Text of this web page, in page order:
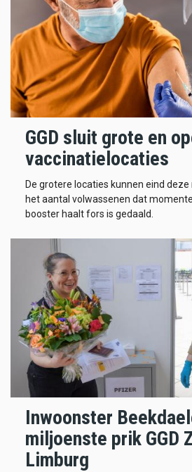
GGD sluit grote en
vaccinatielocaties
De grotere locaties kunnen eind
het aantal volwassenen dat
booster haalt fors is gedaald.
Inwoonster
miljoenste prik GGD
Limburg